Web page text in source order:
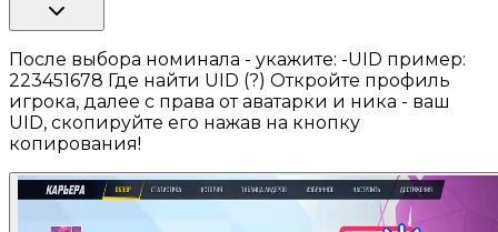
После выбора номинала - укажите: -UID пример:
223451678 Где найти UID (?) Откройте профиль
игрока, далее с права от аватарки и ника - ваш
UID, скопируйте его нажав на кнопку
копирования!